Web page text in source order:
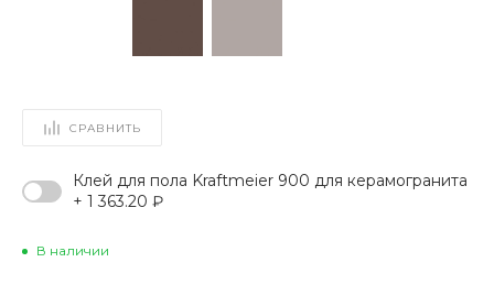
СРАВНИТЬ
Клей для пола Kraftmeier 900 для керамогранита
+ 1 363.20 ₽
В наличии